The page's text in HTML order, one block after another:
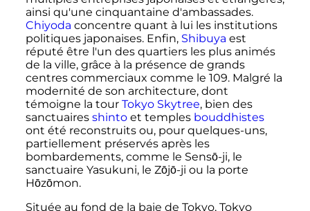
ainsi qu'une cinquantaine d'ambassades.
Chiyoda concentre quant à lui les institutions
politiques japonaises. Enfin, Shibuya est
réputé être l'un des quartiers les plus animés
de la ville, grâce à la présence de grands
centres commerciaux comme le 109. Malgré la
modernité de son architecture, dont
témoigne la tour Tokyo Skytree, bien des
sanctuaires shintoet temples bouddhistes
ont été reconstruits ou, pour quelques-uns,
partiellement préservés après les
bombardements, comme le Sensō-ji, le
sanctuaire Yasukuni, le Zōjō-ji ou la porte
Hōzōmon.
Située au fond de la baie de Tokyo, Tokyo